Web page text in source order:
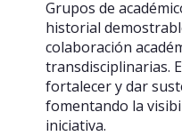
Grupos de
historial
colaboración
transdisciplinarias.
fortalecer y dar
fomentando la
iniciativa.